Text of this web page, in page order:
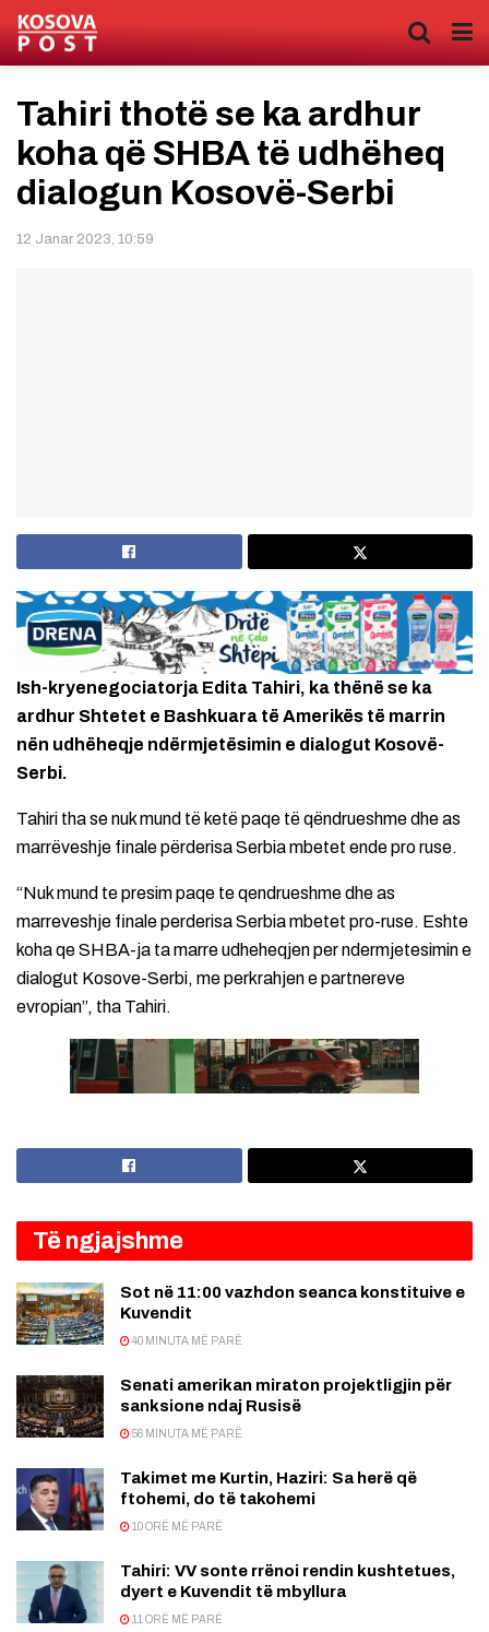
Tahiri thotë se ka ardhur
koha që SHBA të udhëheq
dialogun Kosovë-Serbi
12 Janar 2023, 10:59
Ish-kryenegociatorja Edita Tahiri, ka thënë se ka
ardhur Shtetet e Bashkuara të Amerikës të marrin
nën udhëheqje ndërmjetësimin e dialogut Kosovë-
Serbi.
Tahiri tha se nuk mund të ketë paqe të qëndrueshme dhe as
marrëveshje finale përderisa Serbia mbetet ende pro ruse.
“Nuk mund te presim paqe te qendrueshme dhe as
marreveshje finale perderisa Serbia mbetet pro-ruse. Eshte
koha qe SHBA-ja ta marre udheheqjen per ndermjetesimin e
dialogut Kosove-Serbi, me perkrahjen e partnereve
evropian”, tha Tahiri.
Të ngjajshme
Sot në 11:00 vazhdon seanca konstituive e
Kuvendit
40 MINUTA MË PARË
Senati amerikan miraton projektligjin për
sanksione ndaj Rusisë
56 MINUTA MË PARË
Takimet me Kurtin, Haziri: Sa herë që
ftohemi, do të takohemi
10 ORË MË PARË
Tahiri: VV sonte rrënoi rendin kushtetues,
dyert e Kuvendit të mbyllura
11 ORË MË PARË